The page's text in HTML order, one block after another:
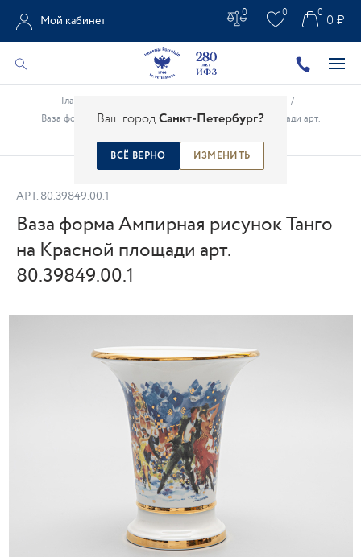
Ваш городСанкт-Петербург?
ВСЁ ВЕРНО ИЗМЕНИТЬ
Мой кабинет
0 0 0 ₽
0
Главная
/
Ваза форма Ампирная рисунок Танго на Красной площади арт.
АРТ. 80.39849.00.1
Ваза форма Ампирная рисунок Танго
на Красной площади арт.
80.39849.00.1